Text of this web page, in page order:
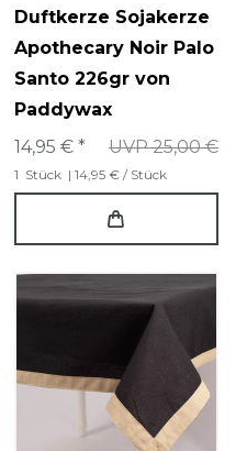
Duftkerze Sojakerze
Apothecary Noir Palo
Santo 226gr von
Paddywax
UVP 25,00 €
14,95 € *
1 Stück | 14,95 € / Stück